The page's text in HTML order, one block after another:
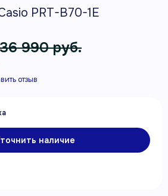
PRT-B70-1E
36 990 руб.
отзыв
наличие